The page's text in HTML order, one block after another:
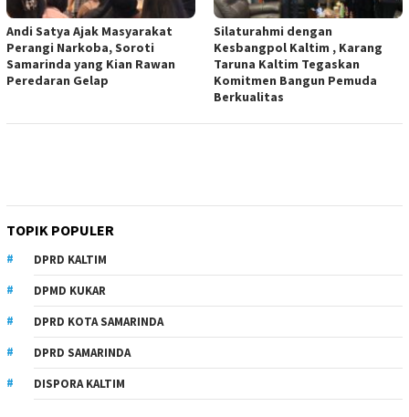
Andi Satya Ajak Masyarakat
Perangi Narkoba, Soroti
Samarinda yang Kian Rawan
Peredaran Gelap
Silaturahmi dengan
Kesbangpol Kaltim , Karang
Taruna Kaltim Tegaskan
Komitmen Bangun Pemuda
Berkualitas
TOPIK POPULER
DPRD KALTIM
DPMD KUKAR
DPRD KOTA SAMARINDA
DPRD SAMARINDA
DISPORA KALTIM